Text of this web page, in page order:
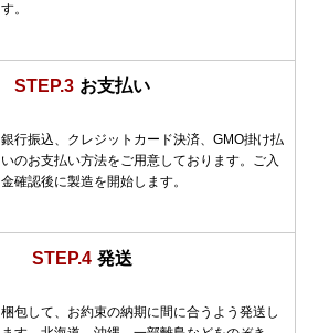
す。
STEP.3 お支払い
銀行振込、クレジットカード決済、GMO掛け払
いのお支払い方法をご用意しております。ご入
金確認後に製造を開始します。
STEP.4 発送
梱包して、お約束の納期に間に合うよう発送し